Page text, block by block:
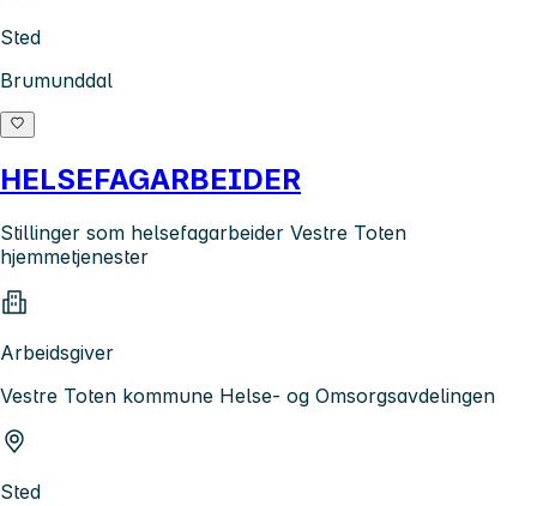
Sted
Brumunddal
HELSEFAGARBEIDER
Stillinger som helsefagarbeider Vestre Toten
hjemmetjenester
Arbeidsgiver
Vestre Toten kommune Helse- og Omsorgsavdelingen
Sted